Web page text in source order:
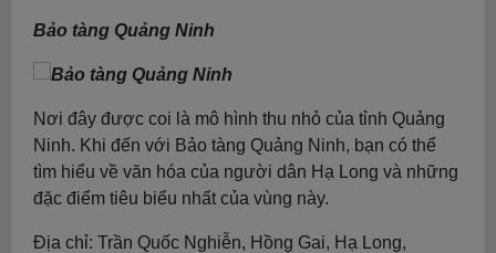
Bảo tàng Quảng Ninh
Nơi đây được coi là mô hình thu nhỏ của tỉnh Quảng
Ninh. Khi đến với Bảo tàng Quảng Ninh, bạn có thể
tìm hiểu về văn hóa của người dân Hạ Long và những
đặc điểm tiêu biểu nhất của vùng này.
Địa chỉ: Trần Quốc Nghiễn, Hồng Gai, Hạ Long,